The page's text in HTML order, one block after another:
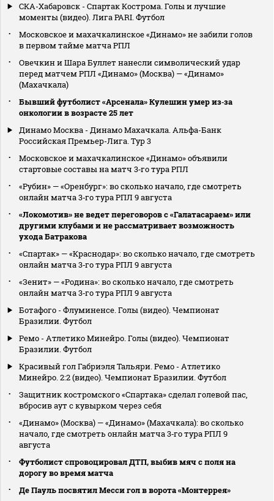
СКА-Хабаровск - Спартак Кострома. Голы и лучшие
моменты (видео). Лига PARI. Футбол
Московское и махачкалинское «Динамо» не забили голов
в первом тайме матча РПЛ
Овечкин и Шара Буллет нанесли символический удар
перед матчем РПЛ «Динамо» (Москва) — «Динамо»
(Махачкала)
Бывший футболист «Арсенала» Кулешин умер из‑за
онкологии в возрасте 25 лет
Динамо Москва - Динамо Махачкала. Альфа-Банк
Российская Премьер-Лига. Тур 3
Московское и махачкалинское «Динамо» объявили
стартовые составы на матч 3‑го тура РПЛ
«Рубин» — «Оренбург»: во сколько начало, где смотреть
онлайн матча 3‑го тура РПЛ 9 августа
«Локомотив» не ведет переговоров с «Галатасараем» или
другими клубами и не рассматривает возможность
ухода Батракова
«Спартак» — «Краснодар»: во сколько начало, где смотреть
онлайн матча 3‑го тура РПЛ 9 августа
«Зенит» — «Родина»: во сколько начало, где смотреть
онлайн матча 3‑го тура РПЛ 9 августа
Ботафого - Флуминенсе. Голы (видео). Чемпионат
Бразилии. Футбол
Ремо - Атлетико Минейро. Голы (видео). Чемпионат
Бразилии. Футбол
Красивый гол Габриэля Тальяри. Ремо - Атлетико
Минейро. 2:2 (видео). Чемпионат Бразилии. Футбол
Защитник костромского «Спартака» сделал голевой пас,
вбросив аут с кувырком через себя
«Динамо» (Москва) — «Динамо» (Махачкала): во сколько
начало, где смотреть онлайн матча 3‑го тура РПЛ 9
августа
Футболист спровоцировал ДТП, выбив мяч с поля на
дорогу во время матча
Де Пауль посвятил Месси гол в ворота «Монтеррея»